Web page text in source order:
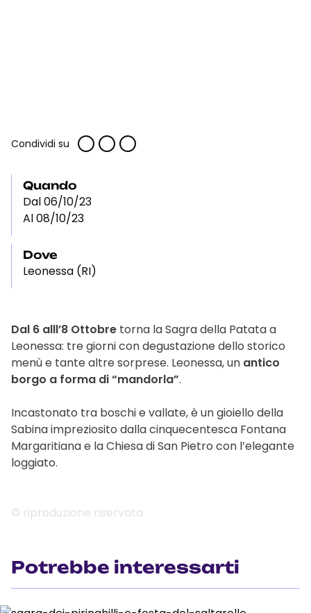
Condividi su
Quando
Dal 06/10/23
Al 08/10/23
Dove
Leonessa (RI)
Dal 6 alll’8 Ottobre torna la Sagra della Patata a
Leonessa: tre giorni con degustazione dello storico
menù e tante altre sorprese. Leonessa, un antico
borgo a forma di “mandorla”.
Incastonato tra boschi e vallate, è un gioiello della
Sabina impreziosito dalla cinquecentesca Fontana
Margaritiana e la Chiesa di San Pietro con l’elegante
loggiato.
© riproduzione riservata
Potrebbe interessarti